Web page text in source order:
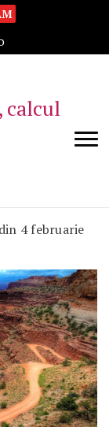
calcul
4 februarie